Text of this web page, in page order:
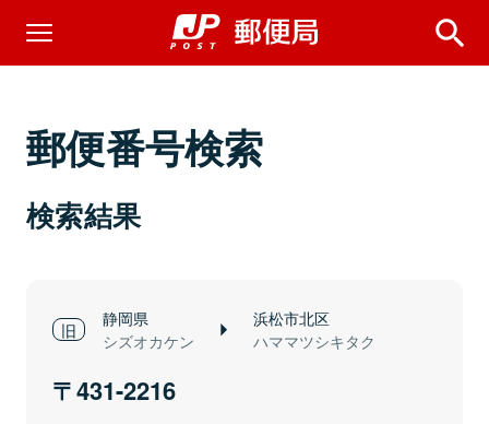
郵便番号検索
検索結果
静岡県
シズオカケン
浜松市北区
ハママツシキタク
431-2216